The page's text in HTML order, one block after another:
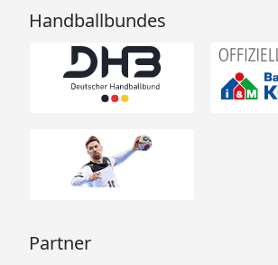
Handballbundes
Partner